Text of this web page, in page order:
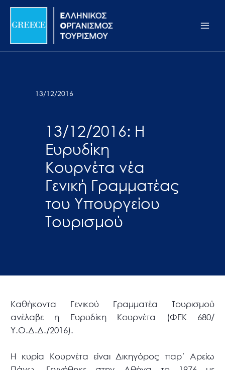
Σημείωση:
ιστότοπος
προσβασιμότητας.
Μετάβαση
περιεχόμενο
13/12/2016
13/12/2016: Η
Ευρυδίκη
Κουρνέτα νέα
Γενική Γραμματέας
του Υπουργείου
Τουρισμού
Καθήκοντα Γενικού Γραμματέα Τουρισμού
ανέλαβε η Ευρυδίκη Κουρνέτα (ΦΕΚ 680/
Υ.Ο.Δ.Δ./2016).
Η κυρία Κουρνέτα είναι Δικηγόρος παρ’ Αρείω